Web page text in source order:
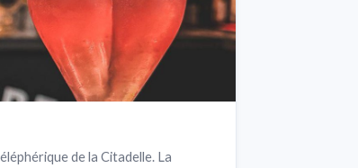
de la Citadelle. La